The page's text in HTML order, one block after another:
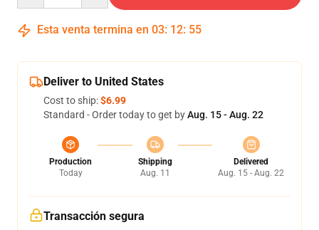
Esta venta termina en 03: 12: 54
Deliver to United States
Cost to ship:$6.99
Standard - Order today to get byAug. 15 - Aug. 22
Production
Today
Shipping
Aug. 11
Delivered
Aug. 15 - Aug. 22
Transacción segura